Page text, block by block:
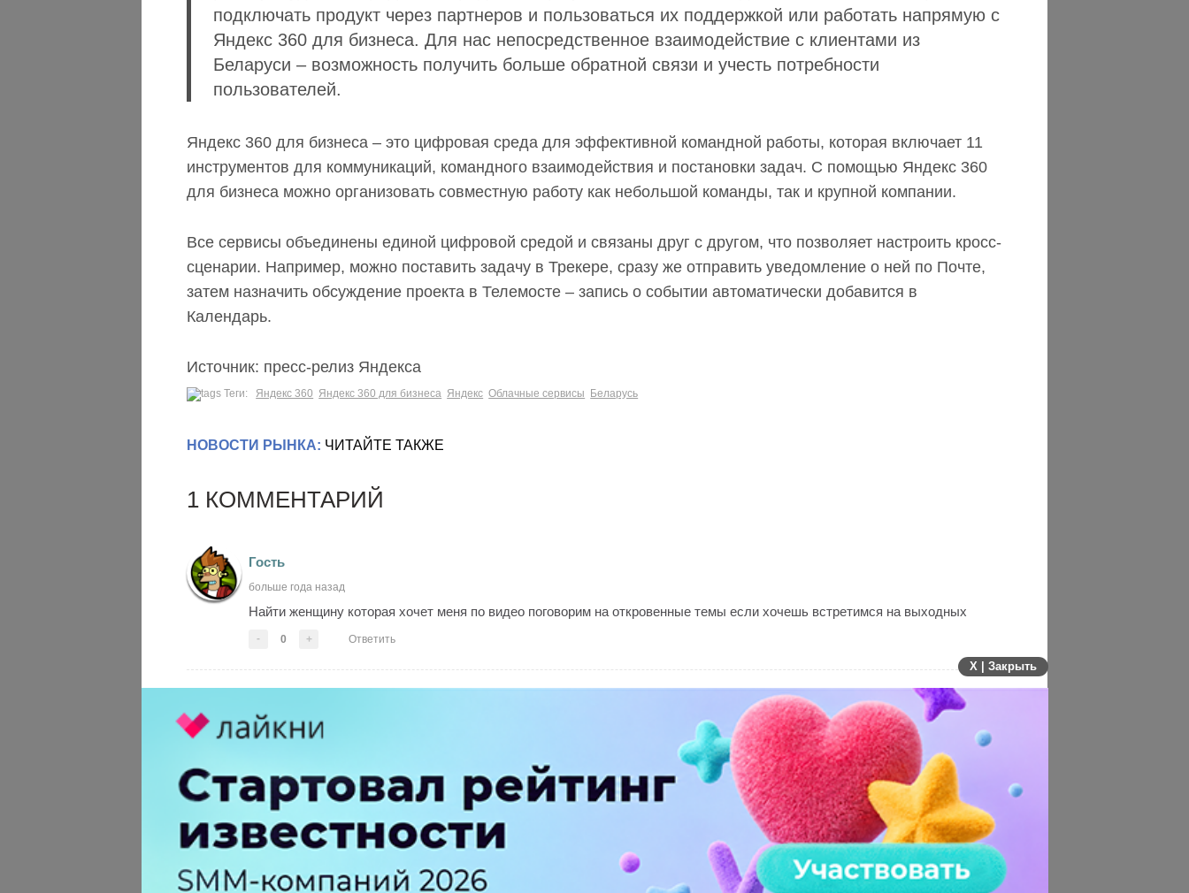
подключать продукт через партнеров и пользоваться их поддержкой или работать напрямую с
Яндекс 360 для бизнеса. Для нас непосредственное взаимодействие с клиентами из
Беларуси – возможность получить больше обратной связи и учесть потребности
пользователей.
Яндекс 360 для бизнеса – это цифровая среда для эффективной командной работы, которая включает 11
инструментов для коммуникаций, командного взаимодействия и постановки задач. С помощью Яндекс 360
для бизнеса можно организовать совместную работу как небольшой команды, так и крупной компании.
Все сервисы объединены единой цифровой средой и связаны друг с другом, что позволяет настроить кросс-
сценарии. Например, можно поставить задачу в Трекере, сразу же отправить уведомление о ней по Почте,
затем назначить обсуждение проекта в Телемосте – запись о событии автоматически добавится в
Календарь.
Источник: пресс-релиз Яндекса
Теги: Яндекс 360 Яндекс 360 для бизнеса Яндекс Облачные сервисы Беларусь
НОВОСТИ РЫНКА: ЧИТАЙТЕ ТАКЖЕ
1 КОММЕНТАРИЙ
Гость
больше года назад
Найти женщину которая хочет меня по видео поговорим на откровенные темы если хочешь встретимся на выходных
- 0 + Ответить
X | Закрыть
ПЕРЕЙТИ НА ПОЛНУЮ ВЕРСИЮ
© SEOnews.ru Все права защищены. 2026